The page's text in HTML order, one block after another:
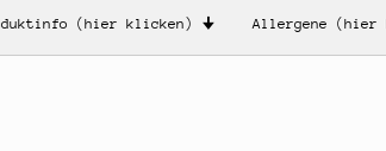
(hier klicken) 🠋 Allergene (hier